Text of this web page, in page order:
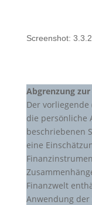
Screenshot:
Abgrenzung zur
Der
die persönliche
beschriebenen
eine
Finanzwelt
Anwendung